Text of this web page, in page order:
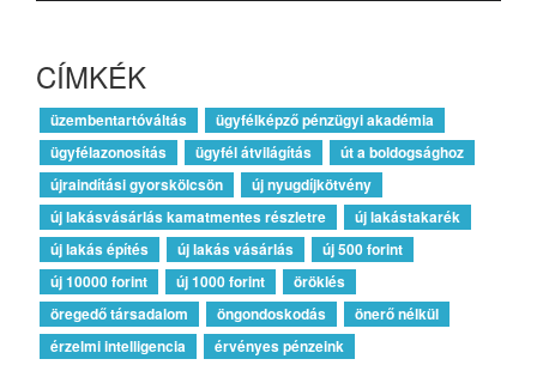
CÍMKÉK
üzembentartóváltás
ügyfélképző pénzügyi akadémia
ügyfélazonosítás
ügyfél átvilágítás
út a boldogsághoz
újraindítási gyorskölcsön
új nyugdíjkötvény
új lakásvásárlás kamatmentes részletre
új lakástakarék
új lakás építés
új lakás vásárlás
új 500 forint
új 10000 forint
új 1000 forint
öröklés
öregedő társadalom
öngondoskodás
önerő nélkül
érzelmi intelligencia
érvényes pénzeink